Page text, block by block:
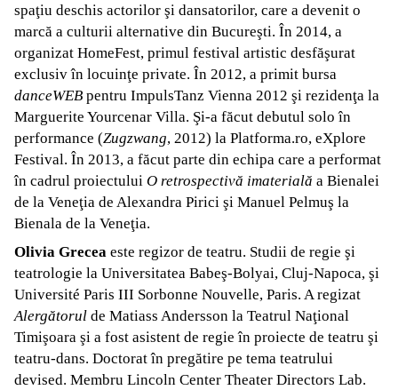
spaţiu deschis actorilor şi dansatorilor, care a devenit o
marcă a culturii alternative din Bucureşti. În 2014, a
organizat HomeFest, primul festival artistic desfăşurat
exclusiv în locuinţe private. În 2012, a primit bursa
danceWEB pentru ImpulsTanz Vienna 2012 şi rezidenţa la
Marguerite Yourcenar Villa. Şi-a făcut debutul solo în
performance (Zugzwang, 2012) la Platforma.ro, eXplore
Festival. În 2013, a făcut parte din echipa care a performat
în cadrul proiectului O retrospectivă imaterială a Bienalei
de la Veneţia de Alexandra Pirici şi Manuel Pelmuş la
Bienala de la Veneţia.
Olivia Grecea este regizor de teatru. Studii de regie şi
teatrologie la Universitatea Babeş-Bolyai, Cluj-Napoca, şi
Université Paris III Sorbonne Nouvelle, Paris. A regizat
Alergătorul de Matiass Andersson la Teatrul Naţional
Timişoara şi a fost asistent de regie în proiecte de teatru şi
teatru-dans. Doctorat în pregătire pe tema teatrului
devised. Membru Lincoln Center Theater Directors Lab.